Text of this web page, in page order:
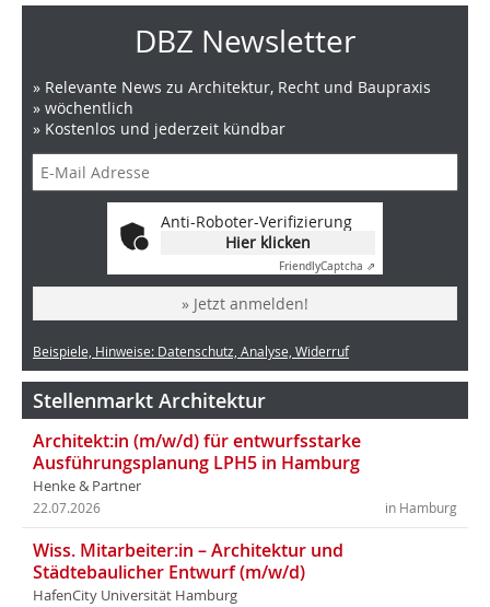
DBZ Newsletter
» Relevante News zu Architektur, Recht und Baupraxis
» wöchentlich
» Kostenlos und jederzeit kündbar
Anti-Roboter-Verifizierung
Hier klicken
FriendlyCaptcha ⇗
» Jetzt anmelden!
Beispiele, Hinweise: Datenschutz, Analyse, Widerruf
Stellenmarkt Architektur
Architekt:in (m/w/d) für entwurfsstarke
Ausführungsplanung LPH5 in Hamburg
Henke & Partner
in Hamburg
22.07.2026
Wiss. Mitarbeiter:in – Architektur und
Städtebaulicher Entwurf (m/w/d)
HafenCity Universität Hamburg